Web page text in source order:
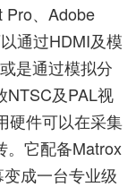
Pro、Adobe
通过HDMI及模
是通过模拟分
NTSC及PAL视
硬件可以在采集
。它配备Matrox
成一台专业级